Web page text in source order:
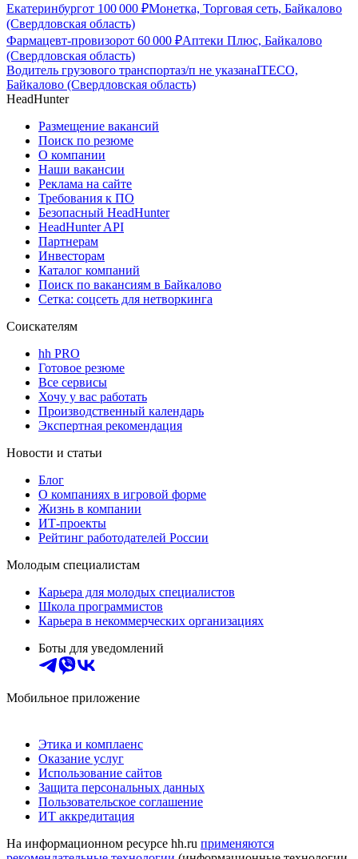
Екатеринбургот 100 000 ₽Монетка, Торговая сеть, Байкалово
(Свердловская область)
Фармацевт-провизорот 60 000 ₽Аптеки Плюс, Байкалово
(Свердловская область)
Водитель грузового транспортаз/п не указанаITECO,
Байкалово (Свердловская область)
HeadHunter
Размещение вакансий
Поиск по резюме
О компании
Наши вакансии
Реклама на сайте
Требования к ПО
Безопасный HeadHunter
HeadHunter API
Партнерам
Инвесторам
Каталог компаний
Поиск по вакансиям в Байкалово
Сетка: соцсеть для нетворкинга
Соискателям
hh PRO
Готовое резюме
Все сервисы
Хочу у вас работать
Производственный календарь
Экспертная рекомендация
Новости и статьи
Блог
О компаниях в игровой форме
Жизнь в компании
ИТ-проекты
Рейтинг работодателей России
Молодым специалистам
Карьера для молодых специалистов
Школа программистов
Карьера в некоммерческих организациях
Боты для уведомлений
Мобильное приложение
Этика и комплаенс
Оказание услуг
Использование сайтов
Защита персональных данных
Пользовательское соглашение
ИТ аккредитация
На информационном ресурсе hh.ru применяются